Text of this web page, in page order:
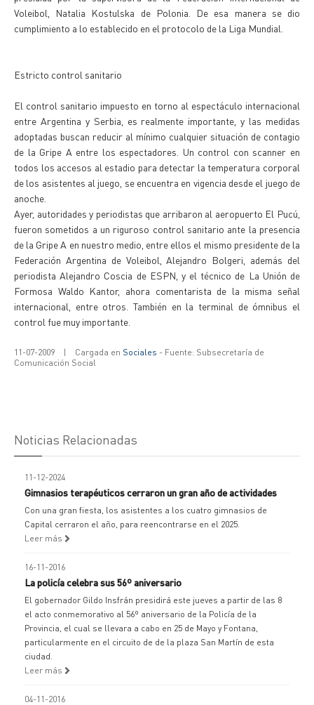
Voleibol, Natalia Kostulska de Polonia. De esa manera se dio
cumplimiento a lo establecido en el protocolo de la Liga Mundial.
Estricto control sanitario
El control sanitario impuesto en torno al espectáculo internacional
entre Argentina y Serbia, es realmente importante, y las medidas
adoptadas buscan reducir al mínimo cualquier situación de contagio
de la Gripe A entre los espectadores. Un control con scanner en
todos los accesos al estadio para detectar la temperatura corporal
de los asistentes al juego, se encuentra en vigencia desde el juego de
anoche.
Ayer, autoridades y periodistas que arribaron al aeropuerto El Pucú,
fueron sometidos a un riguroso control sanitario ante la presencia
de la Gripe A en nuestro medio, entre ellos el mismo presidente de la
Federación Argentina de Voleibol, Alejandro Bolgeri, además del
periodista Alejandro Coscia de ESPN, y el técnico de La Unión de
Formosa Waldo Kantor, ahora comentarista de la misma señal
internacional, entre otros. También en la terminal de ómnibus el
control fue muy importante.
11-07-2009 | Cargada en Sociales - Fuente: Subsecretaría de
Comunicación Social
Noticias Relacionadas
11-12-2024
Gimnasios terapéuticos cerraron un gran año de actividades
Con una gran fiesta, los asistentes a los cuatro gimnasios de
Capital cerraron el año, para reencontrarse en el 2025.
Leer más
16-11-2016
La policía celebra sus 56º aniversario
El gobernador Gildo Insfrán presidirá este jueves a partir de las 8
el acto conmemorativo al 56º aniversario de la Policía de la
Provincia, el cual se llevara a cabo en 25 de Mayo y Fontana,
particularmente en el circuito de de la plaza San Martín de esta
ciudad.
Leer más
04-11-2016